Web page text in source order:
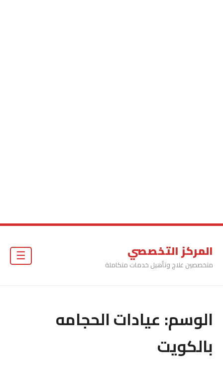
المركز التخصصي
متخصصين علاج وتأهيل خدمات متكاملة
الوسم:عيادات الحجامه
بالكويت